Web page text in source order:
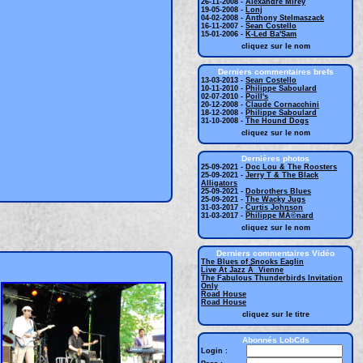
26-11-2008 - Alexandre Mirey
19-05-2008 - Lonj
04-02-2008 - Anthony Stelmaszack
16-11-2007 - Sean Costello
15-01-2006 - K-Led Ba'Sam
cliquez sur le nom
Derniers commentaires brefs
13-03-2013 - Sean Costello
10-11-2010 - Philippe Saboulard
02-07-2010 - Poill's
20-12-2008 - Claude Cornacchini
18-12-2008 - Philippe Saboulard
31-10-2008 - The Hound Dogs
cliquez sur le nom
Dernières photos
25-09-2021 - Doc Lou & The Roosters
25-09-2021 - Jerry T & The Black
Alligators
25-09-2021 - Dobrothers Blues
25-09-2021 - The Wacky Jugs
31-03-2017 - Curtis Johnson
31-03-2017 - Philippe MÃ©nard
cliquez sur le nom
Derniers commentaires Vidéo
The Blues of Snooks Eaglin
Live At Jazz Ã Vienne
The Fabulous Thunderbirds Invitation
Only
Road House
Road House
cliquez sur le titre
Abonnés LobCds
Login :